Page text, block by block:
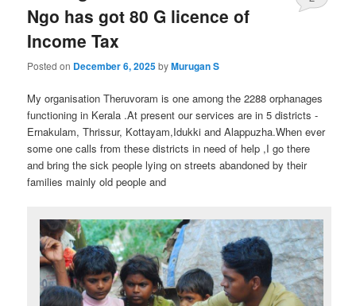
Ngo has got 80 G licence of
Income Tax
Posted on December 6, 2025byMurugan S
My organisation Theruvoram is one among the 2288 orphanages
functioning in Kerala .At present our services are in 5 districts -
Ernakulam, Thrissur, Kottayam,Idukki and Alappuzha.When ever
some one calls from these districts in need of help ,I go there
and bring the sick people lying on streets abandoned by their
families mainly old people and